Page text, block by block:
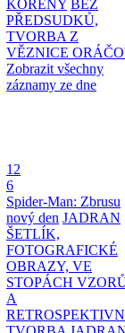
KOŘENY BEZ
PŘEDSUDKŮ,
TVORBA Z
VĚZNICE
Zobrazit všechny
záznamy ze dne
12
6
Spider-Man: Zbrusu
nový den JADRAN
ŠETLÍK,
FOTOGRAFICKÉ
OBRAZY, VE
STOPÁCH
A